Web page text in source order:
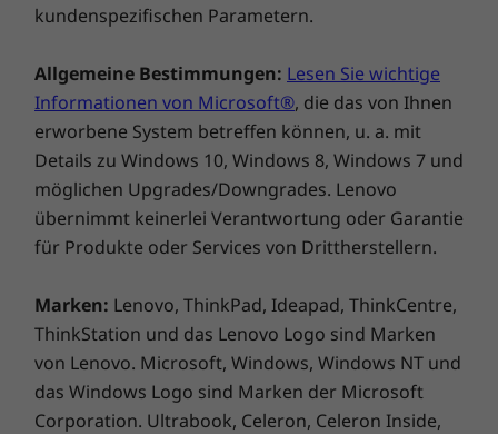
Stift separat erhältlich.
Ihre eigene persönliche Assistentin
Das Convertible-Notebook Yoga 6 Gen 7 passt
oder wischen – alles ist möglich. Sie können
Ihren Gerät auch Sprachbefehle erteilen – mit
Windows Cortana, Amazon Alexa und dem
Lenovo Voice Assistant möchten Sie
womöglich nie wieder tippen!
kundenspezifischen Parametern.
Allgemeine Bestimmungen: Lesen Sie wichtige
Informationen von Microsoft®, die das von Ihnen
erworbene System betreffen können, u. a. mit
Details zu Windows 10, Windows 8, Windows 7 und
möglichen Upgrades/Downgrades. Lenovo
übernimmt keinerlei Verantwortung oder Garantie
für Produkte oder Services von Drittherstellern.
Marken: Lenovo, ThinkPad, Ideapad, ThinkCentre,
ThinkStation und das Lenovo Logo sind Marken
von Lenovo. Microsoft, Windows, Windows NT und
das Windows Logo sind Marken der Microsoft
Corporation. Ultrabook, Celeron, Celeron Inside,